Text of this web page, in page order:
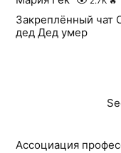
Закреплённый чат
дед Дед умер
Ассоциация